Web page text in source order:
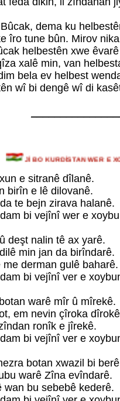
dema ku
îro tune bûn. Mirov
helbestên xwe
xalê min, van
bela ev helbest
wî bi dengê wî di
Jİ BO KURDİSTAN WER
e sitranê dîlanê.
birîn e lê dilovanê.
te bejn zirava halanê.
bi vejînî wer e
deşt nalin tê ax yarê.
min jan da birîndarê.
me derman gulê baharê.
bi vejînî ver e
warê mîr û mîrekê.
em nevin çîroka
ronîk e jîrekê.
bi vejînî ver e
botan xwazil bi
warê Zîna evîndarê.
wan bu sebebê kederê.